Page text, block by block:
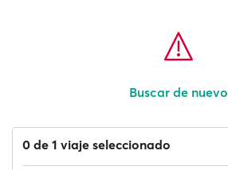
Buscar de nuevo
0 de 1 viaje seleccionado